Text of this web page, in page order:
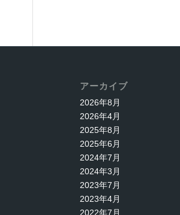
アーカイブ
2026年8月
2026年4月
2025年8月
2025年6月
2024年7月
2024年3月
2023年7月
2023年4月
2022年7月